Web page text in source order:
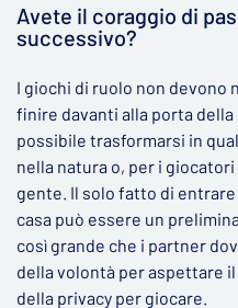
Avete il coraggio di
successivo?
I giochi di ruolo non devono
finire davanti alla porta della
possibile trasformarsi in
nella natura o, per i
gente. Il solo fatto di
casa può essere un
così grande che i partner
della volontà per aspettare
della privacy per giocare.